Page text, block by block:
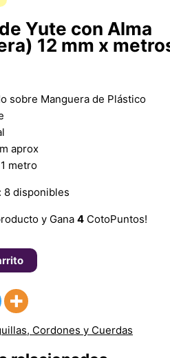
Yute con Alma
12 mm x
sobre Manguera de Plástico
aprox
metro
8 disponibles
y Gana 4 CotoPuntos!
Cordones y Cuerdas